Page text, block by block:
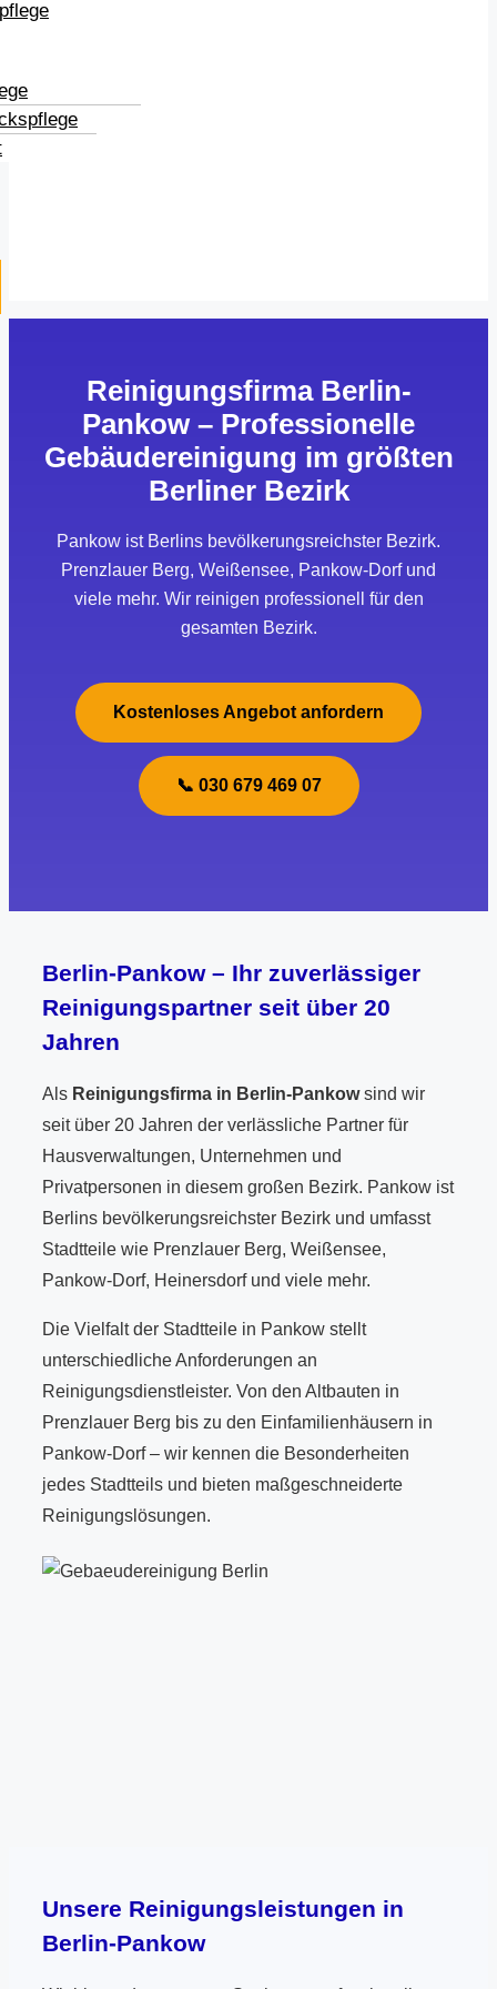
Reinigungsfirma Berlin-
Pankow – Professionelle
Gebäudereinigung im größten
Berliner Bezirk
Pankow ist Berlins bevölkerungsreichster Bezirk.
Prenzlauer Berg, Weißensee, Pankow-Dorf und
viele mehr. Wir reinigen professionell für den
gesamten Bezirk.
Kostenloses Angebot anfordern
📞 030 679 469 07
Berlin-Pankow – Ihr zuverlässiger
Reinigungspartner seit über 20
Jahren
Als Reinigungsfirma in Berlin-Pankowsind wir
seit über 20 Jahren der verlässliche Partner für
Hausverwaltungen, Unternehmen und
Privatpersonen in diesem großen Bezirk. Pankow ist
Berlins bevölkerungsreichster Bezirk und umfasst
Stadtteile wie Prenzlauer Berg, Weißensee,
Pankow-Dorf, Heinersdorf und viele mehr.
Die Vielfalt der Stadtteile in Pankow stellt
unterschiedliche Anforderungen an
Reinigungsdienstleister. Von den Altbauten in
Prenzlauer Berg bis zu den Einfamilienhäusern in
Pankow-Dorf – wir kennen die Besonderheiten
jedes Stadtteils und bieten maßgeschneiderte
Reinigungslösungen.
Unsere Reinigungsleistungen in
Berlin-Pankow